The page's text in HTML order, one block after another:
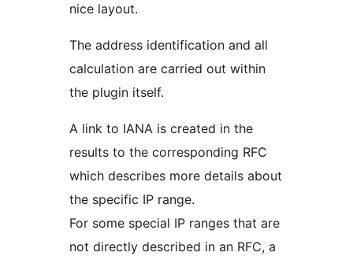
nice layout.
The address identification and all
calculation are carried out within
the plugin itself.
A link to IANA is created in the
results to the corresponding RFC
which describes more details about
the specific IP range.
For some special IP ranges that are
not directly described in an RFC, a